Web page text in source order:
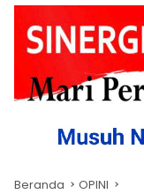
Beranda OPINI